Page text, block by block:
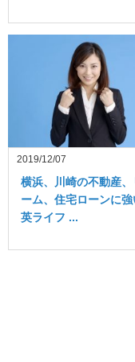
2019/12/07
横浜、川崎の不動産、
ーム、住宅ローンに
英ライフ ...